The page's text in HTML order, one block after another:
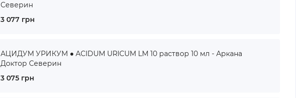
Северин
3 077 грн
АЦИДУМ УРИКУМ ● ACIDUM URICUM LM 10 раствор 10 мл - Аркана
Доктор Северин
3 075 грн